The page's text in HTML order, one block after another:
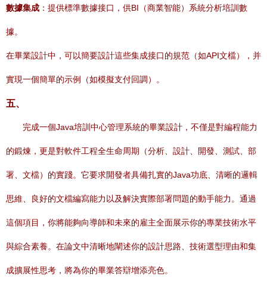
數據集成 ：提供標準數據接口，供BI（商業智能）系統分析培訓數
據。
在畢業設計中，可以簡要設計這些集成接口的規范（如API文檔），并
實現一個簡單的示例（如模擬支付回調）。
五、
完成一個Java培訓中心管理系統的畢業設計，不僅是對編程能力
的鍛煉，更是對軟件工程全生命周期（分析、設計、開發、測試、部
署、文檔）的實踐。它要求開發者具備扎實的Java功底、清晰的邏輯
思維、良好的文檔編寫能力以及解決實際部署問題的動手能力。通過
這個項目，你將能夠向導師和未來的雇主全面展示你的專業技術水平
與綜合素養。在論文中清晰地闡述你的設計思路、技術選型理由和集
成擴展性思考，將為你的畢業答辯增添亮色。